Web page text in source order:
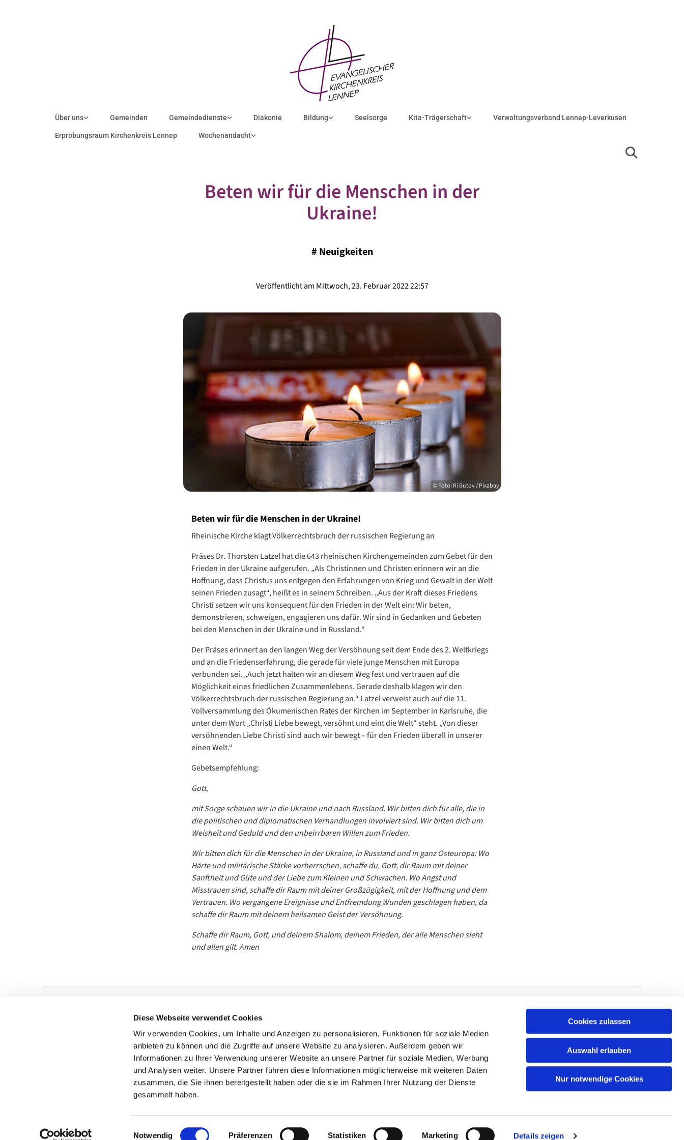
Diese Webseite verwendet Cookies
Wir verwenden Cookies, um Inhalte und Anzeigen zu personalisieren, Funktionen für soziale Medien
anbieten zu können und die Zugriffe auf unsere Website zu analysieren. Außerdem geben wir
Informationen zu Ihrer Verwendung unserer Website an unsere Partner für soziale Medien, Werbung
und Analysen weiter. Unsere Partner führen diese Informationen möglicherweise mit weiteren Daten
zusammen, die Sie ihnen bereitgestellt haben oder die sie im Rahmen Ihrer Nutzung der Dienste
gesammelt haben.
Einwilligungsauswahl
Notwendig Präferenzen Statistiken Marketing Details zeigen
Cookies zulassen
Auswahl erlauben
Nur notwendige Cookies
Über uns Gemeinden Gemeindedienste Diakonie Bildung Seelsorge Kita-Trägerschaft Verwaltungsverband Lennep-Leverkusen
Erprobungsraum Kirchenkreis Lennep Wochenandacht
Beten wir für die Menschen in der
Ukraine!
# Neuigkeiten
Veröffentlicht am Mittwoch, 23. Februar 2022 22:57
© Foto: Ri Butov / Pixabay
Beten wir für die Menschen in der Ukraine!
Rheinische Kirche klagt Völkerrechtsbruch der russischen Regierung an
Präses Dr. Thorsten Latzel hat die 643 rheinischen Kirchengemeinden zum Gebet für den
Frieden in der Ukraine aufgerufen. „Als Christinnen und Christen erinnern wir an die
Hoffnung, dass Christus uns entgegen den Erfahrungen von Krieg und Gewalt in der Welt
seinen Frieden zusagt“, heißt es in seinem Schreiben. „Aus der Kraft dieses Friedens
Christi setzen wir uns konsequent für den Frieden in der Welt ein: Wir beten,
demonstrieren, schweigen, engagieren uns dafür. Wir sind in Gedanken und Gebeten
bei den Menschen in der Ukraine und in Russland.“
Der Präses erinnert an den langen Weg der Versöhnung seit dem Ende des 2. Weltkriegs
und an die Friedenserfahrung, die gerade für viele junge Menschen mit Europa
verbunden sei. „Auch jetzt halten wir an diesem Weg fest und vertrauen auf die
Möglichkeit eines friedlichen Zusammenlebens. Gerade deshalb klagen wir den
Völkerrechtsbruch der russischen Regierung an.“ Latzel verweist auch auf die 11.
Vollversammlung des Ökumenischen Rates der Kirchen im September in Karlsruhe, die
unter dem Wort „Christi Liebe bewegt, versöhnt und eint die Welt“ steht. „Von dieser
versöhnenden Liebe Christi sind auch wir bewegt – für den Frieden überall in unserer
einen Welt.“
Gebetsempfehlung:
Gott,
mit Sorge schauen wir in die Ukraine und nach Russland. Wir bitten dich für alle, die in
die politischen und diplomatischen Verhandlungen involviert sind. Wir bitten dich um
Weisheit und Geduld und den unbeirrbaren Willen zum Frieden.
Wir bitten dich für die Menschen in der Ukraine, in Russland und in ganz Osteuropa: Wo
Härte und militärische Stärke vorherrschen, schaffe du, Gott, dir Raum mit deiner
Sanftheit und Güte und der Liebe zum Kleinen und Schwachen. Wo Angst und
Misstrauen sind, schaffe dir Raum mit deiner Großzügigkeit, mit der Hoffnung und dem
Vertrauen. Wo vergangene Ereignisse und Entfremdung Wunden geschlagen haben, da
schaffe dir Raum mit deinem heilsamen Geist der Versöhnung.
Schaffe dir Raum, Gott, und deinem Shalom, deinem Frieden, der alle Menschen sieht
und allen gilt. Amen
02191 9681-0
Geschwister-Scholl-Strasse 1a
42897 Remscheid
Impressum ChurchDesk-Login